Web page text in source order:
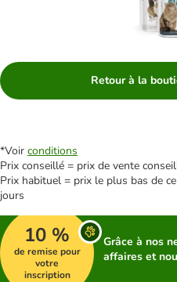
Retour à la
*Voir conditions
Prix conseillé = prix de vente
Prix habituel = prix le plus bas de
jours
10 %
de remise pour
votre
inscription
Grâce à nos
affaires et